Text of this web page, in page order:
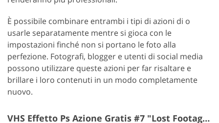
È possibile combinare entrambi i tipi di azioni di o
usarle separatamente mentre si gioca con le
impostazioni finché non si portano le foto alla
perfezione. Fotografi, blogger e utenti di social media
possono utilizzare queste azioni per far risaltare e
brillare i loro contenuti in un modo completamente
nuovo.
VHS Effetto Ps Azione Gratis #7 "Lost Footage"